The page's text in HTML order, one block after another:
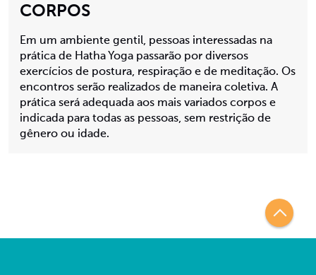
CORPOS
Em um ambiente gentil, pessoas interessadas na
prática de Hatha Yoga passarão por diversos
exercícios de postura, respiração e de meditação. Os
encontros serão realizados de maneira coletiva. A
prática será adequada aos mais variados corpos e
indicada para todas as pessoas, sem restrição de
gênero ou idade.